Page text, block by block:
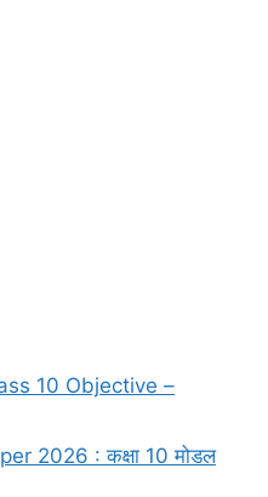
10 Objective –
2026 : कक्षा 10 मोडल